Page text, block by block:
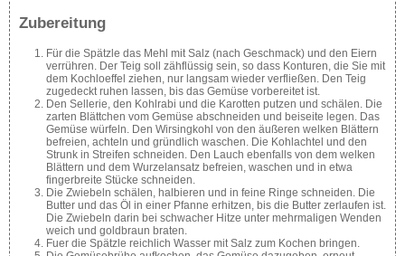
Zubereitung
Für die Spätzle das Mehl mit Salz (nach Geschmack) und den Eiern
verrühren. Der Teig soll zähflüssig sein, so dass Konturen, die Sie mit
dem Kochloeffel ziehen, nur langsam wieder verfließen. Den Teig
zugedeckt ruhen lassen, bis das Gemüse vorbereitet ist.
Den Sellerie, den Kohlrabi und die Karotten putzen und schälen. Die
zarten Blättchen vom Gemüse abschneiden und beiseite legen. Das
Gemüse würfeln. Den Wirsingkohl von den äußeren welken Blättern
befreien, achteln und gründlich waschen. Die Kohlachtel und den
Strunk in Streifen schneiden. Den Lauch ebenfalls von dem welken
Blättern und dem Wurzelansatz befreien, waschen und in etwa
fingerbreite Stücke schneiden.
Die Zwiebeln schälen, halbieren und in feine Ringe schneiden. Die
Butter und das Öl in einer Pfanne erhitzen, bis die Butter zerlaufen ist.
Die Zwiebeln darin bei schwacher Hitze unter mehrmaligen Wenden
weich und goldbraun braten.
Fuer die Spätzle reichlich Wasser mit Salz zum Kochen bringen.